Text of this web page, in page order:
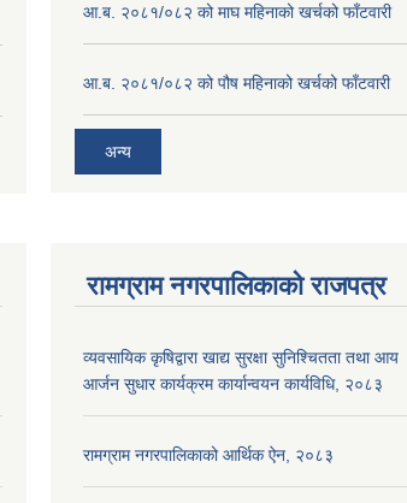
आ.ब. २०८१/०८२ को माघ महिनाको खर्चको फाँटवारी
आ.ब. २०८१/०८२ को पौष महिनाको खर्चको फाँटवारी
अन्य
रामग्राम नगरपालिकाको राजपत्र
व्यवसायिक कृषिद्वारा खाद्य सुरक्षा सुनिश्चितता तथा आय
आर्जन सुधार कार्यक्रम कार्यान्वयन कार्यविधि, २०८३
रामग्राम नगरपालिकाको आर्थिक ऐन, २०८३